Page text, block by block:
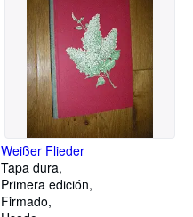
Weißer Flieder
Tapa dura
Primera edición
Firmado